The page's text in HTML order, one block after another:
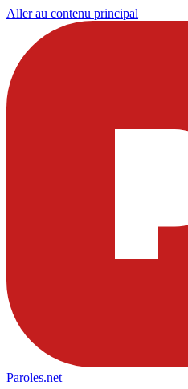
Aller au contenu principal
Paroles.net